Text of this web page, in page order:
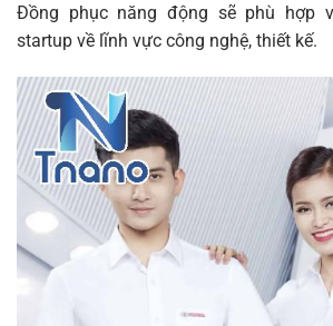
Đồng phục năng động sẽ phù hợp
startup về lĩnh vực công nghệ, thiết kế.